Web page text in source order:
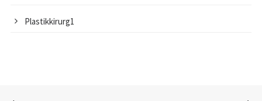
Plastikkirurg1